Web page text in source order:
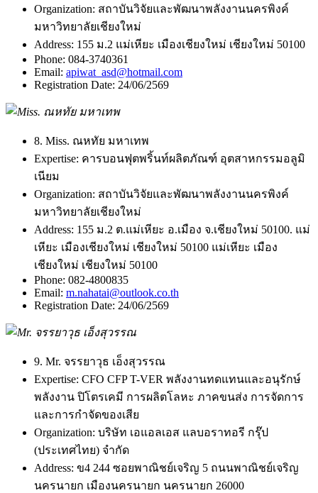
Organization: สถาบันวิจัยและพัฒนาพลังงานนครพิงค์
มหาวิทยาลัยเชียงใหม่
Address: 155 ม.2 แม่เหียะ เมืองเชียงใหม่ เชียงใหม่ 50100
Phone: 084-3740361
Email: apiwat_asd@hotmail.com
Registration Date: 24/06/2569
8. Miss. ณหทัย มหาเทพ
Expertise: คารบอนฟุตพริ้นท์ผลิตภัณฑ์ อุตสาหกรรมอลูมิ
เนียม
Organization: สถาบันวิจัยและพัฒนาพลังงานนครพิงค์
มหาวิทยาลัยเชียงใหม่
Address: 155 ม.2 ต.แม่เหียะ อ.เมือง จ.เชียงใหม่ 50100. แม่
เหียะ เมืองเชียงใหม่ เชียงใหม่ 50100 แม่เหียะ เมือง
เชียงใหม่ เชียงใหม่ 50100
Phone: 082-4800835
Email: m.nahatai@outlook.co.th
Registration Date: 24/06/2569
9. Mr. จรรยาวุธ เอ็งสุวรรณ
Expertise: CFO CFP T-VER พลังงานทดแทนและอนุรักษ์
พลังงาน ปิโตรเคมี การผลิตโลหะ ภาคขนส่ง การจัดการ
และการกำจัดของเสีย
Organization: บริษัท เอแอลเอส แลบอราทอรี กรุ๊ป
(ประเทศไทย) จำกัด
Address: ข4 244 ซอยพาณิชย์เจริญ 5 ถนนพาณิชย์เจริญ
นครนายก เมืองนครนายก นครนายก 26000